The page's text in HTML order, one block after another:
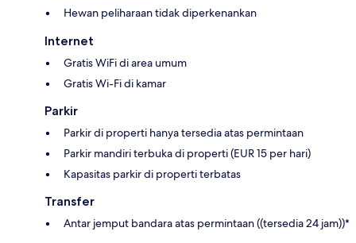
Hewan peliharaan tidak diperkenankan
Internet
Gratis WiFi di area umum
Gratis Wi-Fi di kamar
Parkir
Parkir di properti hanya tersedia atas permintaan
Parkir mandiri terbuka di properti (EUR 15 per hari)
Kapasitas parkir di properti terbatas
Transfer
Antar jemput bandara atas permintaan ((tersedia 24 jam))*